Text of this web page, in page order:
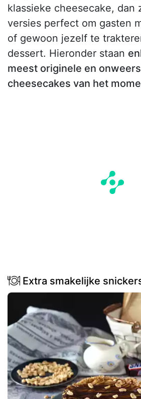
klassieke cheesecake, dan
versies perfect om gasten
of gewoon jezelf te
dessert. Hieronder staan
meest originele en
cheesecakes van het
Extra smakelijke